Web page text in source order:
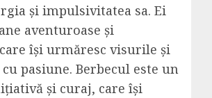
și impulsivitatea sa. Ei
aventuroase și
își urmăresc visurile și
pasiune. Berbecul este un
și curaj, care își